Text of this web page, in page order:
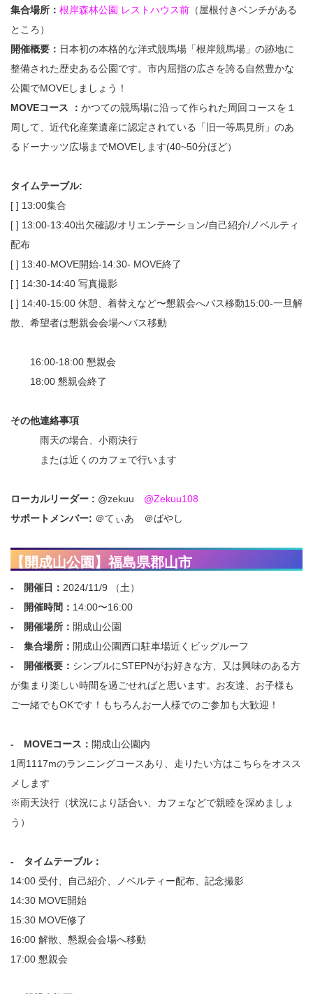
集合場所： 根岸森林公園 レストハウス前 （屋根付きベンチがある
ところ）
開催概要： 日本初の本格的な洋式競馬場「根岸競馬場」の跡地に
整備された歴史ある公園です。市内屈指の広さを誇る自然豊かな
公園でMOVEしましょう！
MOVEコース ： かつての競馬場に沿って作られた周回コースを１
周して、近代化産業遺産に認定されている「旧一等馬見所」のあ
るドーナッツ広場までMOVEします(40~50分ほど）
タイムテーブル:
[ ] 13:00集合
[ ] 13:00-13:40出欠確認/オリエンテーション/自己紹介/ノベルティ
配布
[ ] 13:40-MOVE開始-14:30- MOVE終了
[ ] 14:30-14:40 写真撮影
[ ] 14:40-15:00 休憩、着替えなど〜懇親会へバス移動15:00-一旦解
散、希望者は懇親会会場へバス移動
16:00-18:00 懇親会
18:00 懇親会終了
その他連絡事項
雨天の場合、小雨決行
または近くのカフェで行います
ローカルリーダー : @zekuu @Zekuu108
サポートメンバー: ＠てぃあ ＠ばやし
【開成山公園】福島県郡山市
- 開催日： 2024/11/9 （土）
- 開催時間： 14:00〜16:00
- 開催場所： 開成山公園
- 集合場所： 開成山公園西口駐車場近くビッグルーフ
- 開催概要： シンプルにSTEPNがお好きな方、又は興味のある方
が集まり楽しい時間を過ごせればと思います。お友達、お子様も
ご一緒でもOKです！もちろんお一人様でのご参加も大歓迎！
- MOVEコース： 開成山公園内
1周1117mのランニングコースあり、走りたい方はこちらをオスス
メします
※雨天決行（状況により話合い、カフェなどで親睦を深めましょ
う）
- タイムテーブル：
14:00 受付、自己紹介、ノベルティー配布、記念撮影
14:30 MOVE開始
15:30 MOVE修了
16:00 解散、懇親会会場へ移動
17:00 懇親会